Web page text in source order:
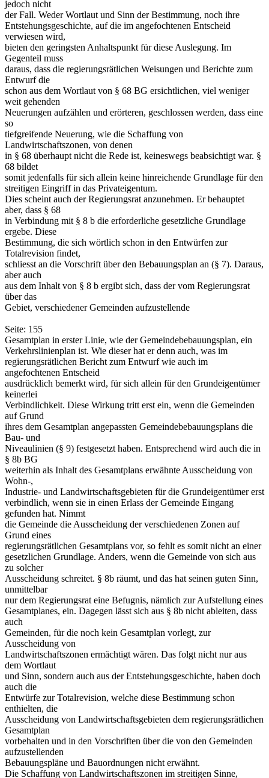
jedoch nicht
der Fall. Weder Wortlaut und Sinn der Bestimmung, noch ihre
Entstehungsgeschichte, auf die im angefochtenen Entscheid
verwiesen wird,
bieten den geringsten Anhaltspunkt für diese Auslegung. Im
Gegenteil muss
daraus, dass die regierungsrätlichen Weisungen und Berichte zum
Entwurf die
schon aus dem Wortlaut von § 68 BG ersichtlichen, viel weniger
weit gehenden
Neuerungen aufzählen und erörteren, geschlossen werden, dass eine
so
tiefgreifende Neuerung, wie die Schaffung von
Landwirtschaftszonen, von denen
in § 68 überhaupt nicht die Rede ist, keineswegs beabsichtigt war. §
68 bildet
somit jedenfalls für sich allein keine hinreichende Grundlage für den
streitigen Eingriff in das Privateigentum.
Dies scheint auch der Regierungsrat anzunehmen. Er behauptet
aber, dass § 68
in Verbindung mit § 8 b die erforderliche gesetzliche Grundlage
ergebe. Diese
Bestimmung, die sich wörtlich schon in den Entwürfen zur
Totalrevision findet,
schliesst an die Vorschrift über den Bebauungsplan an (§ 7). Daraus,
aber auch
aus dem Inhalt von § 8 b ergibt sich, dass der vom Regierungsrat
über das
Gebiet, verschiedener Gemeinden aufzustellende
Seite: 155
Gesamtplan in erster Linie, wie der Gemeindebebauungsplan, ein
Verkehrslinienplan ist. Wie dieser hat er denn auch, was im
regierungsrätlichen Bericht zum Entwurf wie auch im
angefochtenen Entscheid
ausdrücklich bemerkt wird, für sich allein für den Grundeigentümer
keinerlei
Verbindlichkeit. Diese Wirkung tritt erst ein, wenn die Gemeinden
auf Grund
ihres dem Gesamtplan angepassten Gemeindebebauungsplans die
Bau- und
Niveaulinien (§ 9) festgesetzt haben. Entsprechend wird auch die in
§ 8b BG
weiterhin als Inhalt des Gesamtplans erwähnte Ausscheidung von
Wohn-,
Industrie- und Landwirtschaftsgebieten für die Grundeigentümer erst
verbindlich, wenn sie in einen Erlass der Gemeinde Eingang
gefunden hat. Nimmt
die Gemeinde die Ausscheidung der verschiedenen Zonen auf
Grund eines
regierungsrätlichen Gesamtplans vor, so fehlt es somit nicht an einer
gesetzlichen Grundlage. Anders, wenn die Gemeinde von sich aus
zu solcher
Ausscheidung schreitet. § 8b räumt, und das hat seinen guten Sinn,
unmittelbar
nur dem Regierungsrat eine Befugnis, nämlich zur Aufstellung eines
Gesamtplanes, ein. Dagegen lässt sich aus § 8b nicht ableiten, dass
auch
Gemeinden, für die noch kein Gesamtplan vorlegt, zur
Ausscheidung von
Landwirtschaftszonen ermächtigt wären. Das folgt nicht nur aus
dem Wortlaut
und Sinn, sondern auch aus der Entstehungsgeschichte, haben doch
auch die
Entwürfe zur Totalrevision, welche diese Bestimmung schon
enthielten, die
Ausscheidung von Landwirtschaftsgebieten dem regierungsrätlichen
Gesamtplan
vorbehalten und in den Vorschriften über die von den Gemeinden
aufzustellenden
Bebauungspläne und Bauordnungen nicht erwähnt.
Die Schaffung von Landwirtschaftszonen im streitigen Sinne,